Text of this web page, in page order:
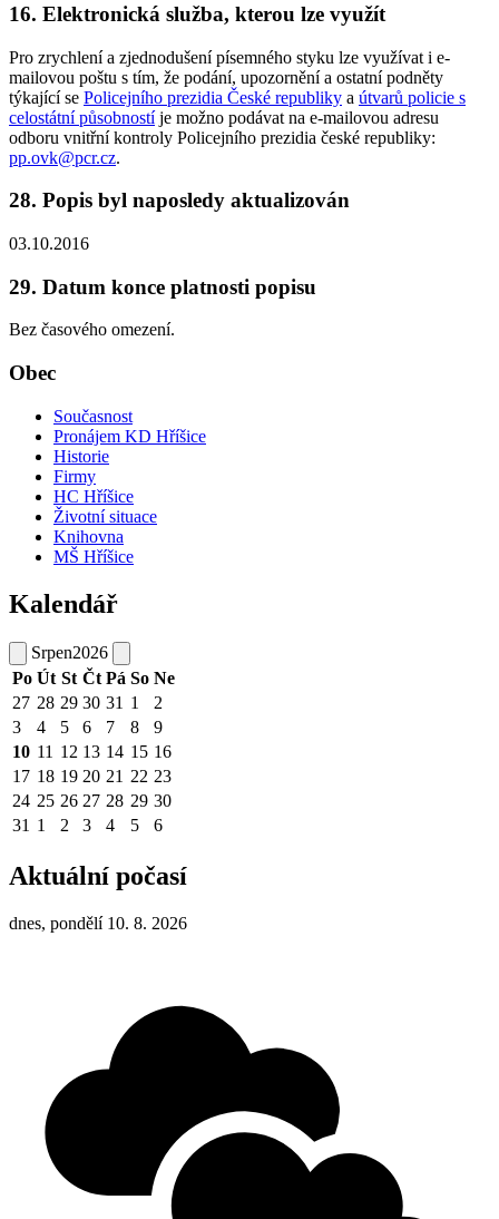
16. Elektronická služba, kterou lze využít
Pro zrychlení a zjednodušení písemného styku lze využívat i e-
mailovou poštu s tím, že podání, upozornění a ostatní podněty
týkající se Policejního prezidia České republiky a útvarů policie s
celostátní působnostíje možno podávat na e-mailovou adresu
odboru vnitřní kontroly Policejního prezidia české republiky:
pp.ovk@pcr.cz.
28. Popis byl naposledy aktualizován
03.10.2016
29. Datum konce platnosti popisu
Bez časového omezení.
Obec
Současnost
Pronájem KD Hříšice
Historie
Firmy
HC Hříšice
Životní situace
Knihovna
MŠ Hříšice
Kalendář
Srpen2026
Po Út St Čt Pá So Ne
27 28 29 30 31 1
2
3
4 5 6 7 8
9
10 11 12 13 14 15 16
17 18 19 20 21 22 23
24 25 26 27 28 29 30
31 1 2 3 4 5 6
Aktuální počasí
dnes, pondělí 10. 8. 2026